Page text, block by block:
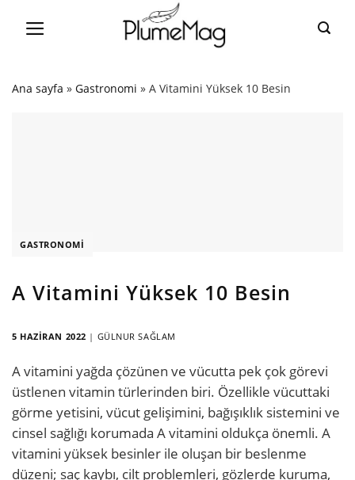
Ana sayfa » Gastronomi » A Vitamini Yüksek 10 Besin
GASTRONOMI
A Vitamini Yüksek 10 Besin
5 HAZIRAN 2022 | GÜLNUR SAĞLAM
A vitamini yağda çözünen ve vücutta pek çok görevi
üstlenen vitamin türlerinden biri. Özellikle vücuttaki
görme yetisini, vücut gelişimini, bağışıklık sistemini ve
cinsel sağlığı korumada A vitamini oldukça önemli. A
vitamini yüksek besinler ile oluşan bir beslenme
düzeni; saç kaybı, cilt problemleri, gözlerde kuruma,